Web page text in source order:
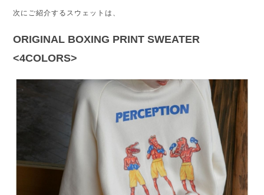
次にご紹介するスウェットは、
ORIGINAL BOXING PRINT SWEATER
<4COLORS>